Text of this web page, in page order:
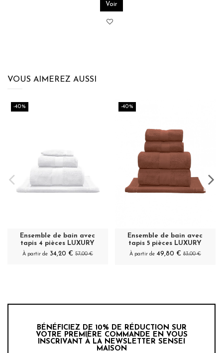
Voir
VOUS AIMEREZ AUSSI
-40%
Ensemble de bain avec
tapis 4 pièces LUXURY
À partir de34,20 € 57,00 €
-40%
Ensemble de bain avec
tapis 5 pièces LUXURY
À partir de49,80 € 83,00 €
BÉNÉFICIEZ DE 10% DE RÉDUCTION SUR
VOTRE PREMIÈRE COMMANDE EN VOUS
INSCRIVANT À LA NEWSLETTER SENSEI
MAISON